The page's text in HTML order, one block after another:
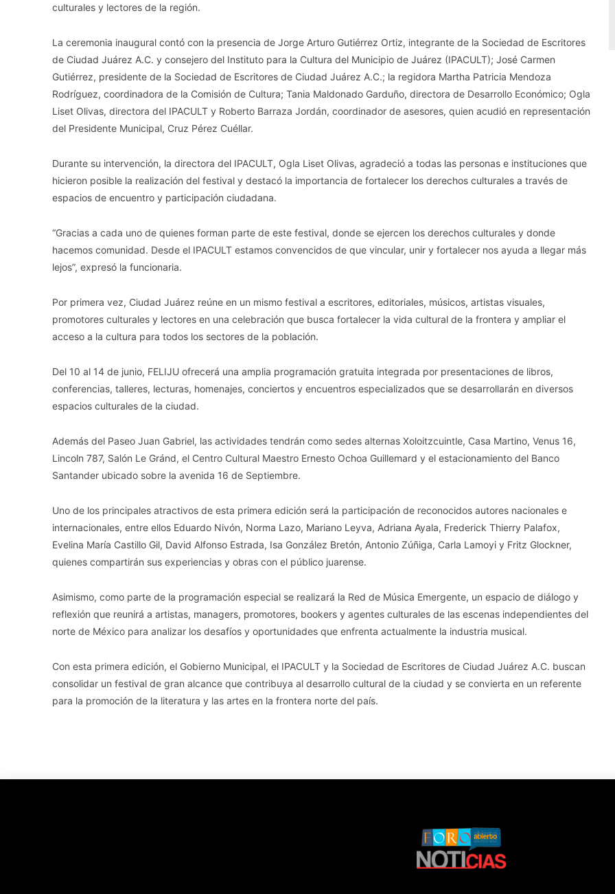
culturales y lectores de la región.
La ceremonia inaugural contó con la presencia de Jorge Arturo Gutiérrez Ortiz, integrante de la Sociedad de Escritores
de Ciudad Juárez A.C. y consejero del Instituto para la Cultura del Municipio de Juárez (IPACULT); José Carmen
Gutiérrez, presidente de la Sociedad de Escritores de Ciudad Juárez A.C.; la regidora Martha Patricia Mendoza
Rodríguez, coordinadora de la Comisión de Cultura; Tania Maldonado Garduño, directora de Desarrollo Económico; Ogla
Liset Olivas, directora del IPACULT y Roberto Barraza Jordán, coordinador de asesores, quien acudió en representación
del Presidente Municipal, Cruz Pérez Cuéllar.
Durante su intervención, la directora del IPACULT, Ogla Liset Olivas, agradeció a todas las personas e instituciones que
hicieron posible la realización del festival y destacó la importancia de fortalecer los derechos culturales a través de
espacios de encuentro y participación ciudadana.
“Gracias a cada uno de quienes forman parte de este festival, donde se ejercen los derechos culturales y donde
hacemos comunidad. Desde el IPACULT estamos convencidos de que vincular, unir y fortalecer nos ayuda a llegar más
lejos”, expresó la funcionaria.
Por primera vez, Ciudad Juárez reúne en un mismo festival a escritores, editoriales, músicos, artistas visuales,
promotores culturales y lectores en una celebración que busca fortalecer la vida cultural de la frontera y ampliar el
acceso a la cultura para todos los sectores de la población.
Del 10 al 14 de junio, FELIJU ofrecerá una amplia programación gratuita integrada por presentaciones de libros,
conferencias, talleres, lecturas, homenajes, conciertos y encuentros especializados que se desarrollarán en diversos
espacios culturales de la ciudad.
Además del Paseo Juan Gabriel, las actividades tendrán como sedes alternas Xoloitzcuintle, Casa Martino, Venus 16,
Lincoln 787, Salón Le Gránd, el Centro Cultural Maestro Ernesto Ochoa Guillemard y el estacionamiento del Banco
Santander ubicado sobre la avenida 16 de Septiembre.
Uno de los principales atractivos de esta primera edición será la participación de reconocidos autores nacionales e
internacionales, entre ellos Eduardo Nivón, Norma Lazo, Mariano Leyva, Adriana Ayala, Frederick Thierry Palafox,
Evelina María Castillo Gil, David Alfonso Estrada, Isa González Bretón, Antonio Zúñiga, Carla Lamoyi y Fritz Glockner,
quienes compartirán sus experiencias y obras con el público juarense.
Asimismo, como parte de la programación especial se realizará la Red de Música Emergente, un espacio de diálogo y
reflexión que reunirá a artistas, managers, promotores, bookers y agentes culturales de las escenas independientes del
norte de México para analizar los desafíos y oportunidades que enfrenta actualmente la industria musical.
Con esta primera edición, el Gobierno Municipal, el IPACULT y la Sociedad de Escritores de Ciudad Juárez A.C. buscan
consolidar un festival de gran alcance que contribuya al desarrollo cultural de la ciudad y se convierta en un referente
para la promoción de la literatura y las artes en la frontera norte del país.